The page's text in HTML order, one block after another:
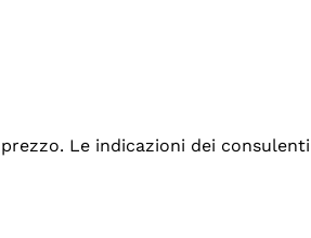
Le indicazioni dei